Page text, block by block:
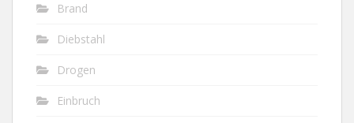
Brand
Diebstahl
Drogen
Einbruch